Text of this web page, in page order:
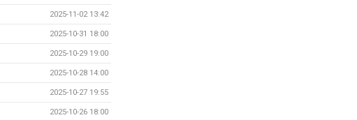
2025-11-02 13:42
2025-10-31 18:00
2025-10-29 19:00
2025-10-28 14:00
2025-10-27 19:55
2025-10-26 18:00